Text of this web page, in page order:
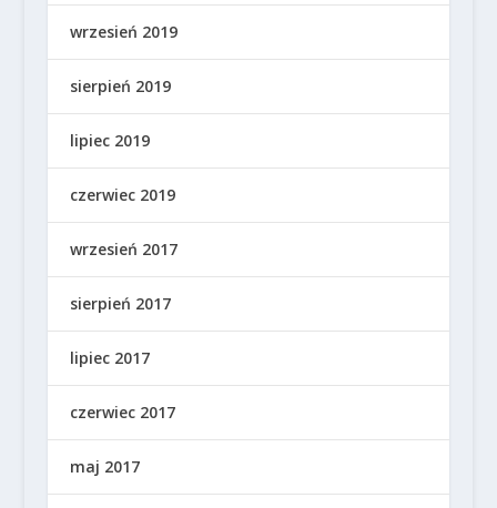
wrzesień 2019
sierpień 2019
lipiec 2019
czerwiec 2019
wrzesień 2017
sierpień 2017
lipiec 2017
czerwiec 2017
maj 2017